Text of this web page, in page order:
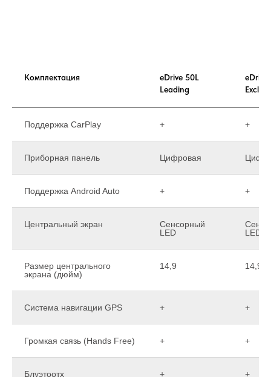
Комплектация
eDrive 50L
Leading
eDrive
Поддержка CarPlay + +
Приборная панель Цифровая
Поддержка Android Auto + +
Центральный экран
Сенсорный
LED
LED
Размер центрального
экрана (дюйм)
14,9 14,9
Система навигации GPS + +
Громкая связь (Hands Free) + +
Блуэтоотх + +